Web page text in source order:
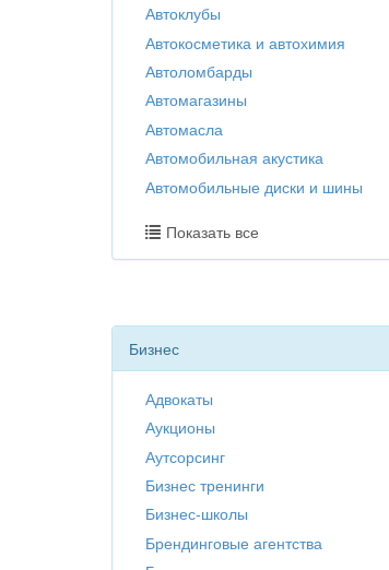
Автоклубы
Автокосметика и автохимия
Автоломбарды
Автомагазины
Автомасла
Автомобильная акустика
Автомобильные диски и шины
Показать все
Бизнес
Адвокаты
Аукционы
Аутсорсинг
Бизнес тренинги
Бизнес-школы
Брендинговые агентства